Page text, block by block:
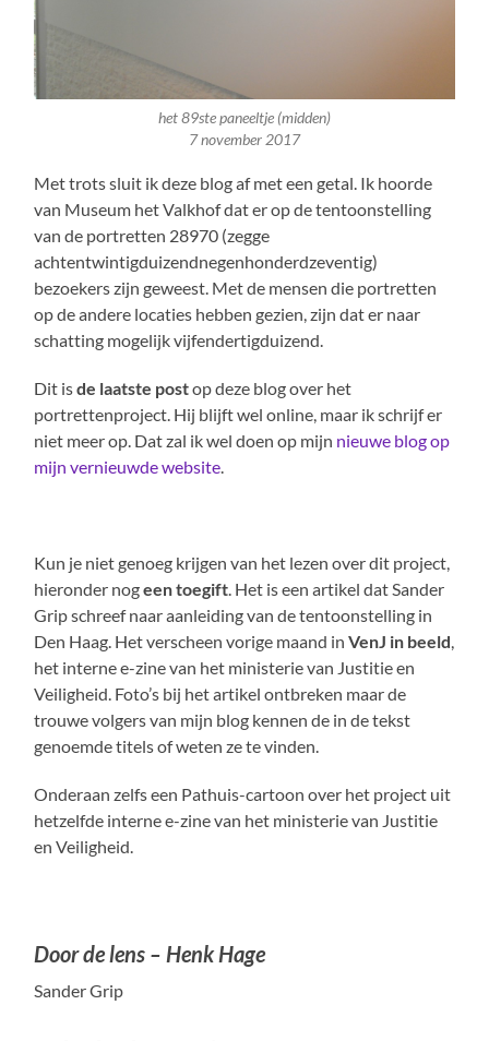
het 89ste paneeltje (midden)
7 november 2017
Met trots sluit ik deze blog af met een getal. Ik hoorde
van Museum het Valkhof dat er op de tentoonstelling
van de portretten 28970 (zegge
achtentwintigduizendnegenhonderdzeventig)
bezoekers zijn geweest. Met de mensen die portretten
op de andere locaties hebben gezien, zijn dat er naar
schatting mogelijk vijfendertigduizend.
Dit isde laatste postop deze blog over het
portrettenproject. Hij blijft wel online, maar ik schrijf er
niet meer op. Dat zal ik wel doen op mijn nieuwe blog op
mijn vernieuwde website
Kun je niet genoeg krijgen van het lezen over dit project,
hieronder nogeen toegift . Het is een artikel dat Sander
Grip schreef naar aanleiding van de tentoonstelling in
Den Haag. Het verscheen vorige maand inVenJ in beeld
het interne e-zine van het ministerie van Justitie en
Veiligheid. Foto’s bij het artikel ontbreken maar de
trouwe volgers van mijn blog kennen de in de tekst
genoemde titels of weten ze te vinden.
Onderaan zelfs een Pathuis-cartoon over het project uit
hetzelfde interne e-zine van het ministerie van Justitie
en Veiligheid.
Door de lens – Henk Hage
Sander Grip